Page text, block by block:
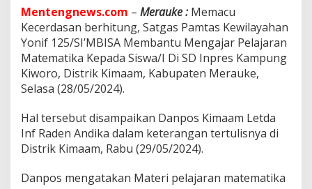
P
e
r
s
o
n
e
l
o
s
K
m
a
Mentengnews.com – Merauke :Memacu
Kecerdasan berhitung, Satgas Pamtas Kewilayahan
Yonif 125/SI’MBISA Membantu Mengajar Pelajaran
Matematika Kepada Siswa/I Di SD Inpres Kampung
Kiworo, Distrik Kimaam, Kabupaten Merauke,
Selasa (28/05/2024).
Hal tersebut disampaikan Danpos Kimaam Letda
Inf Raden Andika dalam keterangan tertulisnya di
Distrik Kimaam, Rabu (29/05/2024).
Danpos mengatakan Materi pelajaran matematika